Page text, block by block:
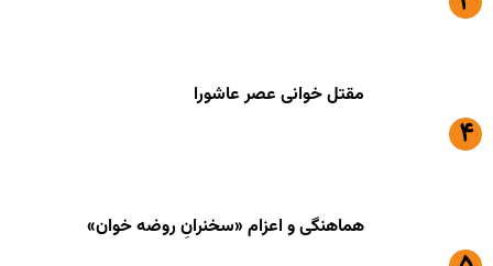
مقتل خوانی عصر عاشورا
هماهنگی و اعزام «سخنرانِ روضه خوان»